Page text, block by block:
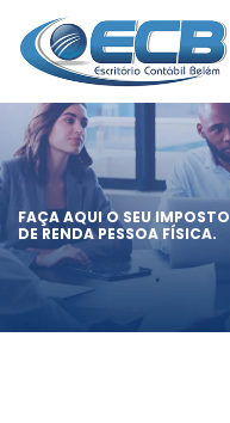
FAÇA AQUI O SEU IMPOSTO
DE RENDA PESSOA FÍSICA.